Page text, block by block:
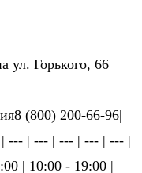
ул. Горького, 66
(800) 200-66-96|
| --- | --- | --- | --- |
| 10:00 - 19:00 |